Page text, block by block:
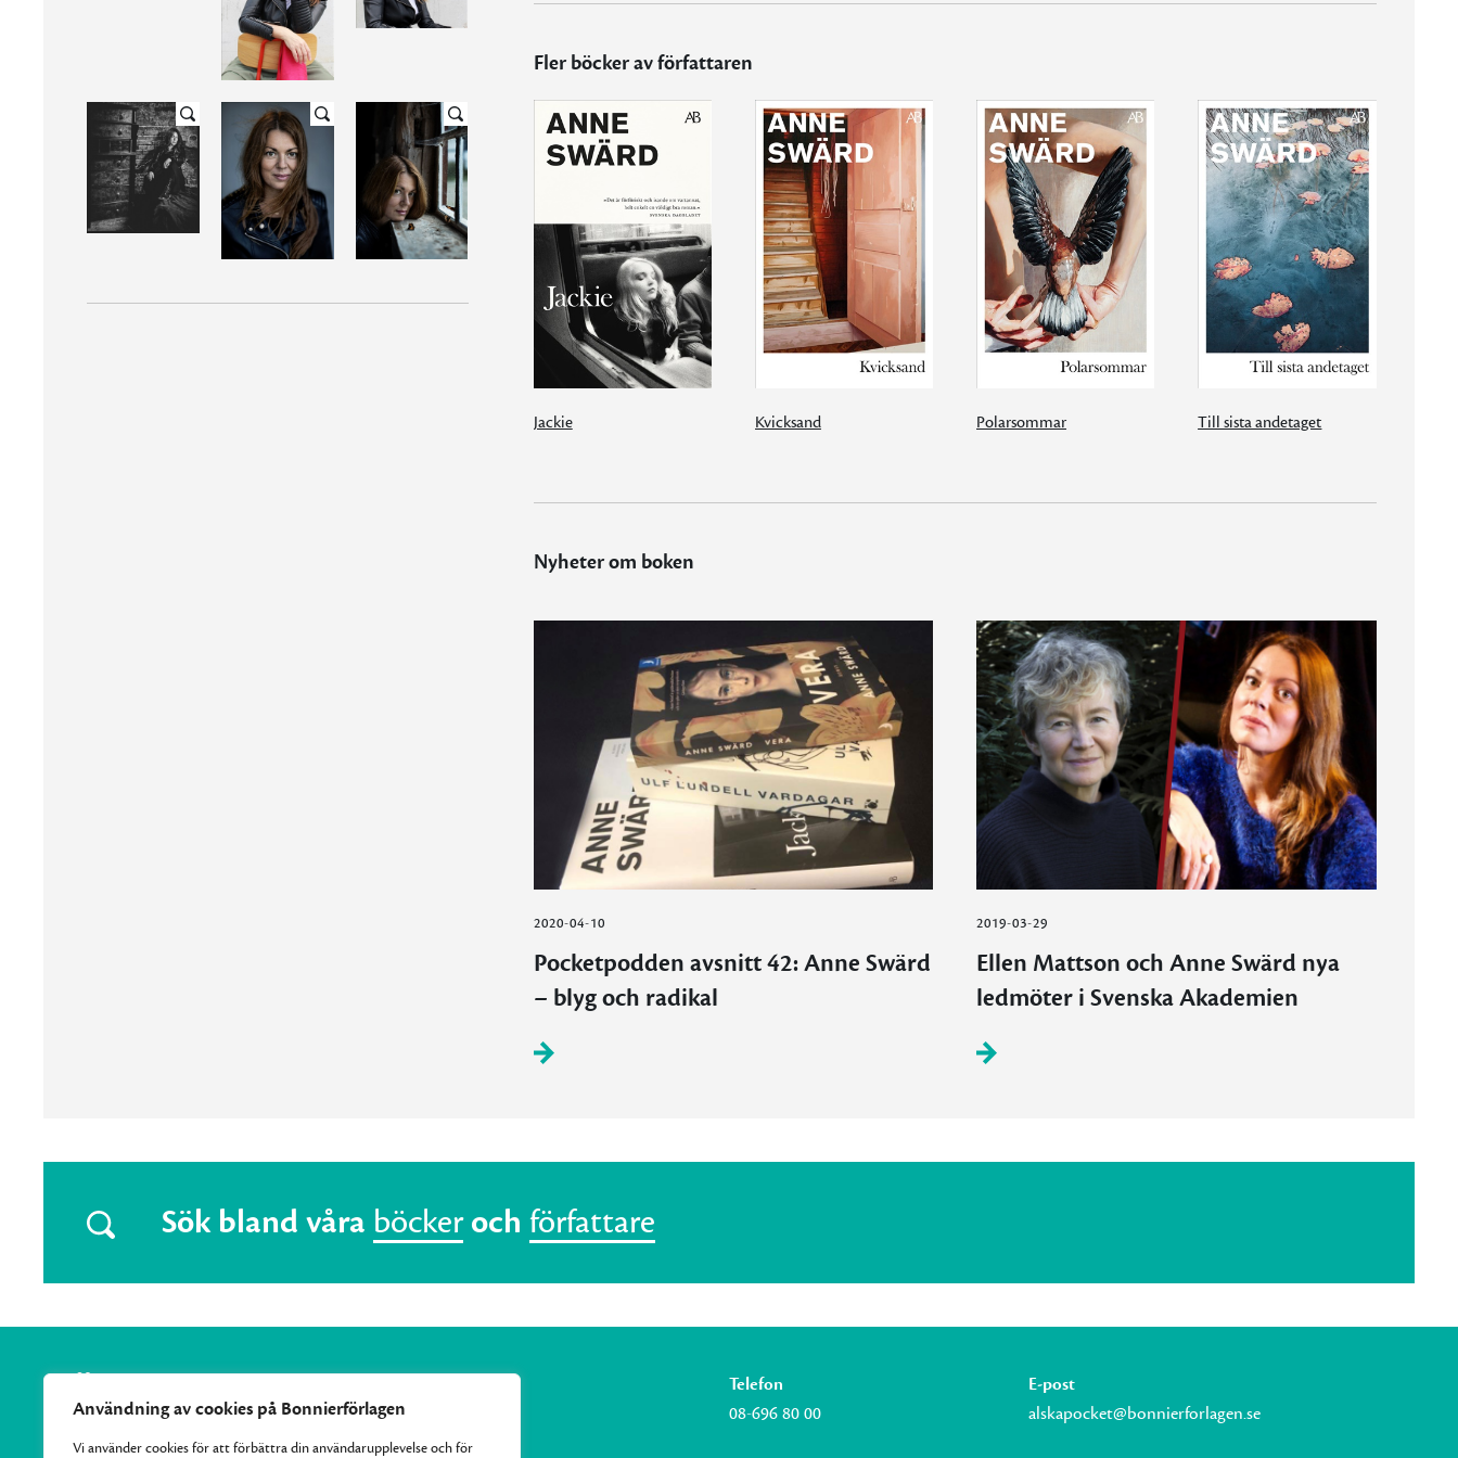
Användning av cookies på Bonnierförlagen
Vi använder cookies för att förbättra din användarupplevelse och för
Fler böcker av författaren
Jackie Kvicksand Polarsommar Till sista andetaget
Nyheter om boken
2020-04-10
Pocketpodden avsnitt 42: Anne Swärd
– blyg och radikal
2019-03-29
Ellen Mattson och Anne Swärd nya
ledmöter i Svenska Akademien
Sök bland våra böcker och författare
Telefon
08-696 80 00
E-post
alskapocket@bonnierforlagen.se